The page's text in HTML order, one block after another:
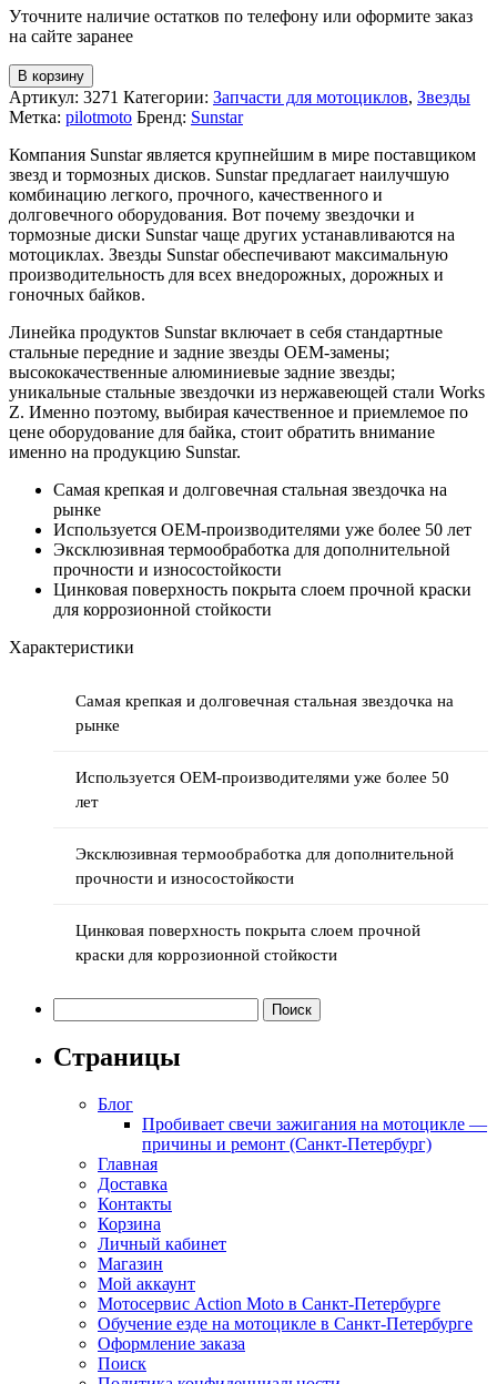
Suzuki
RF900
98
(JTR827)
Уточните наличие остатков по телефону или оформите заказ
на сайте заранее
В корзину
Артикул: 3271 Категории: Запчасти для мотоциклов, Звезды
Метка: pilotmoto Бренд: Sunstar
Компания Sunstar является крупнейшим в мире поставщиком
звезд и тормозных дисков. Sunstar предлагает наилучшую
комбинацию легкого, прочного, качественного и
долговечного оборудования. Вот почему звездочки и
тормозные диски Sunstar чаще других устанавливаются на
мотоциклах. Звезды Sunstar обеспечивают максимальную
производительность для всех внедорожных, дорожных и
гоночных байков.
Линейка продуктов Sunstar включает в себя стандартные
стальные передние и задние звезды OEM-замены;
высококачественные алюминиевые задние звезды;
уникальные стальные звездочки из нержавеющей стали Works
Z. Именно поэтому, выбирая качественное и приемлемое по
цене оборудование для байка, стоит обратить внимание
именно на продукцию Sunstar.
Самая крепкая и долговечная стальная звездочка на
рынке
Используется OEM-производителями уже более 50 лет
Эксклюзивная термообработка для дополнительной
прочности и износостойкости
Цинковая поверхность покрыта слоем прочной краски
для коррозионной стойкости
Характеристики
Самая крепкая и долговечная стальная звездочка на
рынке
Используется OEM-производителями уже более 50
лет
Эксклюзивная термообработка для дополнительной
прочности и износостойкости
Цинковая поверхность покрыта слоем прочной
краски для коррозионной стойкости
Страницы
Блог
Пробивает свечи зажигания на мотоцикле —
причины и ремонт (Санкт-Петербург)
Главная
Доставка
Контакты
Корзина
Личный кабинет
Магазин
Мой аккаунт
Мотосервис Action Moto в Санкт-Петербурге
Обучение езде на мотоцикле в Санкт-Петербурге
Оформление заказа
Поиск